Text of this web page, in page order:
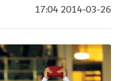
2014-03-26 17:04